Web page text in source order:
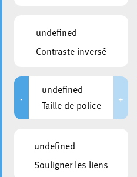
inspirante :
Journée des
juin 2023
9 juin 2023
undefined
Contraste inversé
-
undefined
Taille de police
+
undefined
Souligner les liens